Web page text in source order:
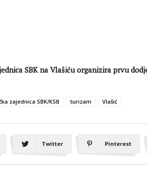
zajednica SBK/KSB turizam Vlašić
Twitter Pinterest